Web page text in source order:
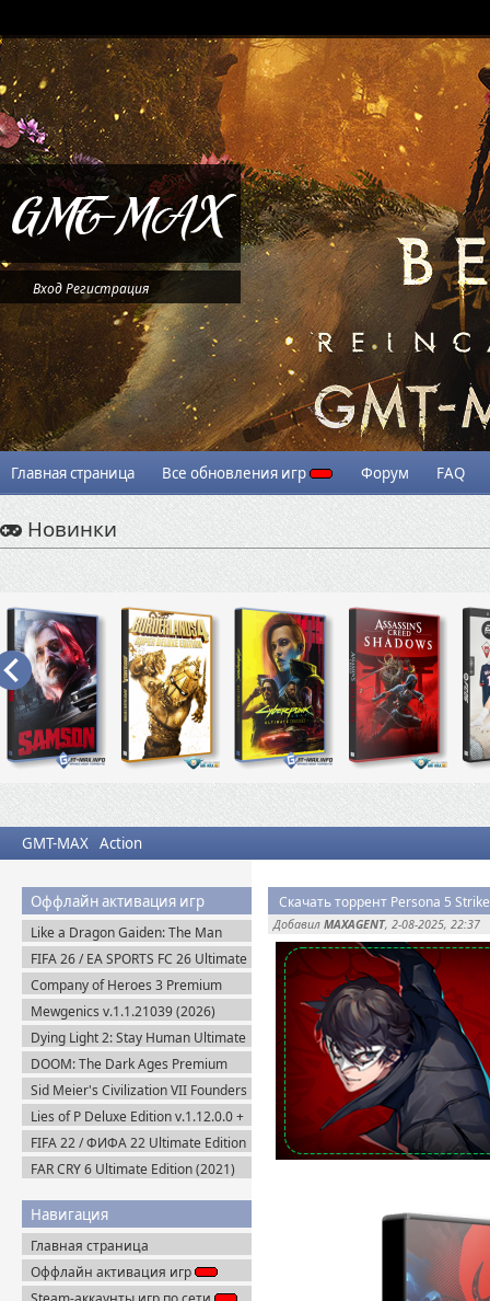
ВходРегистрация
Главная страница Все обновления игр Форум FAQ
Новинки
GMT-MAX Action
Оффлайн активация игр
Like a Dragon Gaiden: The Man
Who Erased His Name (2023)
Steam-Rip
FIFA 26 / EA SPORTS FC 26 Ultimate
Edition (2025) EA-Rip
Company of Heroes 3 Premium
Edition (2023) RePack
Mewgenics v.1.1.21039 (2026)
Пиратка
Dying Light 2: Stay Human Ultimate
Edition v.1.29.0 + Все DLC (2022)
Пиратка
DOOM: The Dark Ages Premium
Edition + Все DLC (2025) Пиратка
Sid Meier's Civilization VII Founders
Edition (2025) Steam-Rip
Lies of P Deluxe Edition v.1.12.0.0 +
Все DLC (2023) Пиратка
FIFA 22 / ФИФА 22 Ultimate Edition
(2021) RePack
FAR CRY 6 Ultimate Edition (2021)
Навигация
Главная страница
Оффлайн активация игр
Скачать торрент Persona 5
Добавил MAXAGENT, 2-08-2025, 22:37